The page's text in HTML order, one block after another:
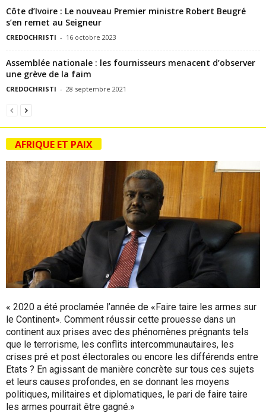
Côte d’Ivoire : Le nouveau Premier ministre Robert Beugré
s’en remet au Seigneur
CREDOCHRISTI - 16 octobre 2023
Assemblée nationale : les fournisseurs menacent d’observer
une grève de la faim
CREDOCHRISTI - 28 septembre 2021
AFRIQUE ET PAIX
« 2020 a été proclamée l’année de «Faire taire les armes sur
le Continent». Comment réussir cette prouesse dans un
continent aux prises avec des phénomènes prégnants tels
que le terrorisme, les conflits intercommunautaires, les
crises pré et post électorales ou encore les différends entre
Etats ? En agissant de manière concrète sur tous ces sujets
et leurs causes profondes, en se donnant les moyens
politiques, militaires et diplomatiques, le pari de faire taire
les armes pourrait être gagné.»